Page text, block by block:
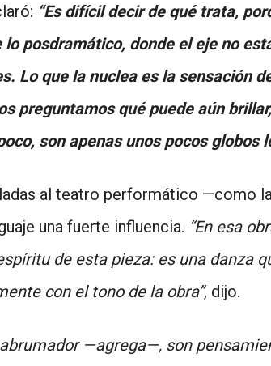
“Es difícil decir de qué trata,
posdramático, donde el eje no
Lo que la nuclea es la sensación
preguntamos qué puede aún
son apenas unos pocos globos
al teatro performático —como
una fuerte influencia. “En esa
de esta pieza: es una danza
con el tono de la obra”, dijo.
abrumador —agrega—, son